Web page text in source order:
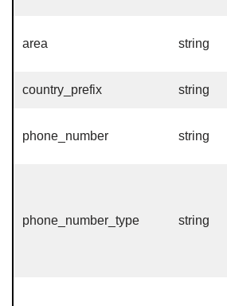
area string
country_prefix string
phone_number string
phone_number_type string